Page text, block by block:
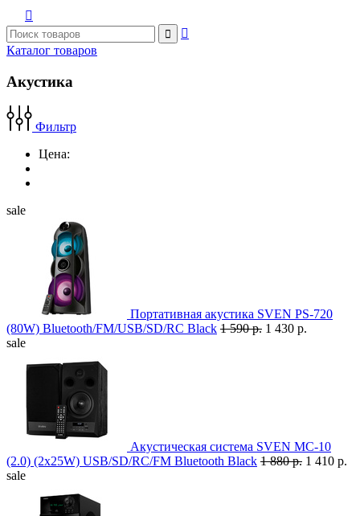



Каталог товаров
Акустика
Фильтр
Цена:
sale
Портативная акустика SVEN PS-720
(80W) Bluetooth/FM/USB/SD/RC Black 1 590 р. 1 430 р.
sale
Акустическая система SVEN MC-10
(2.0) (2x25W) USB/SD/RC/FM Bluetooth Black 1 880 р. 1 410 р.
sale